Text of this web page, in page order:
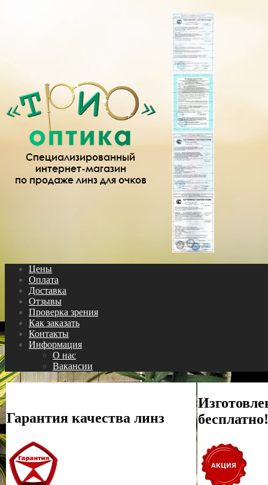
Цены
Оплата
Доставка
Отзывы
Проверка зрения
Как заказать
Контакты
Информация
О нас
Вакансии
Гарантия качества линз
бесплатно!